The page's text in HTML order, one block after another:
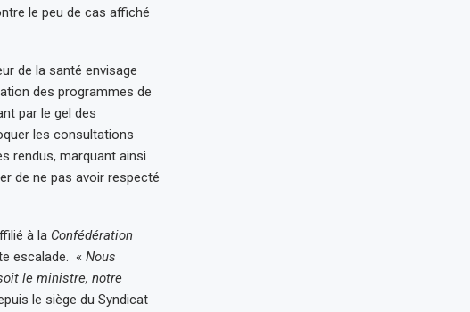
le peu de cas affiché
de la santé envisage
des programmes de
par le gel des
les consultations
rendus, marquant ainsi
de ne pas avoir respecté
à la Confédération
escalade. « Nous
le ministre, notre
le siège du Syndicat